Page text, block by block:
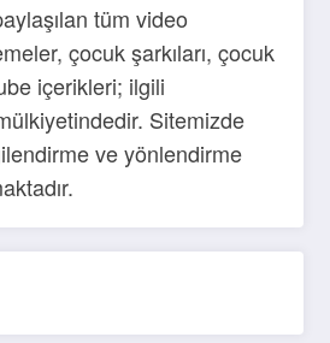
tüm video
çocuk şarkıları, çocuk
içerikleri; ilgili
Sitemizde
ve yönlendirme